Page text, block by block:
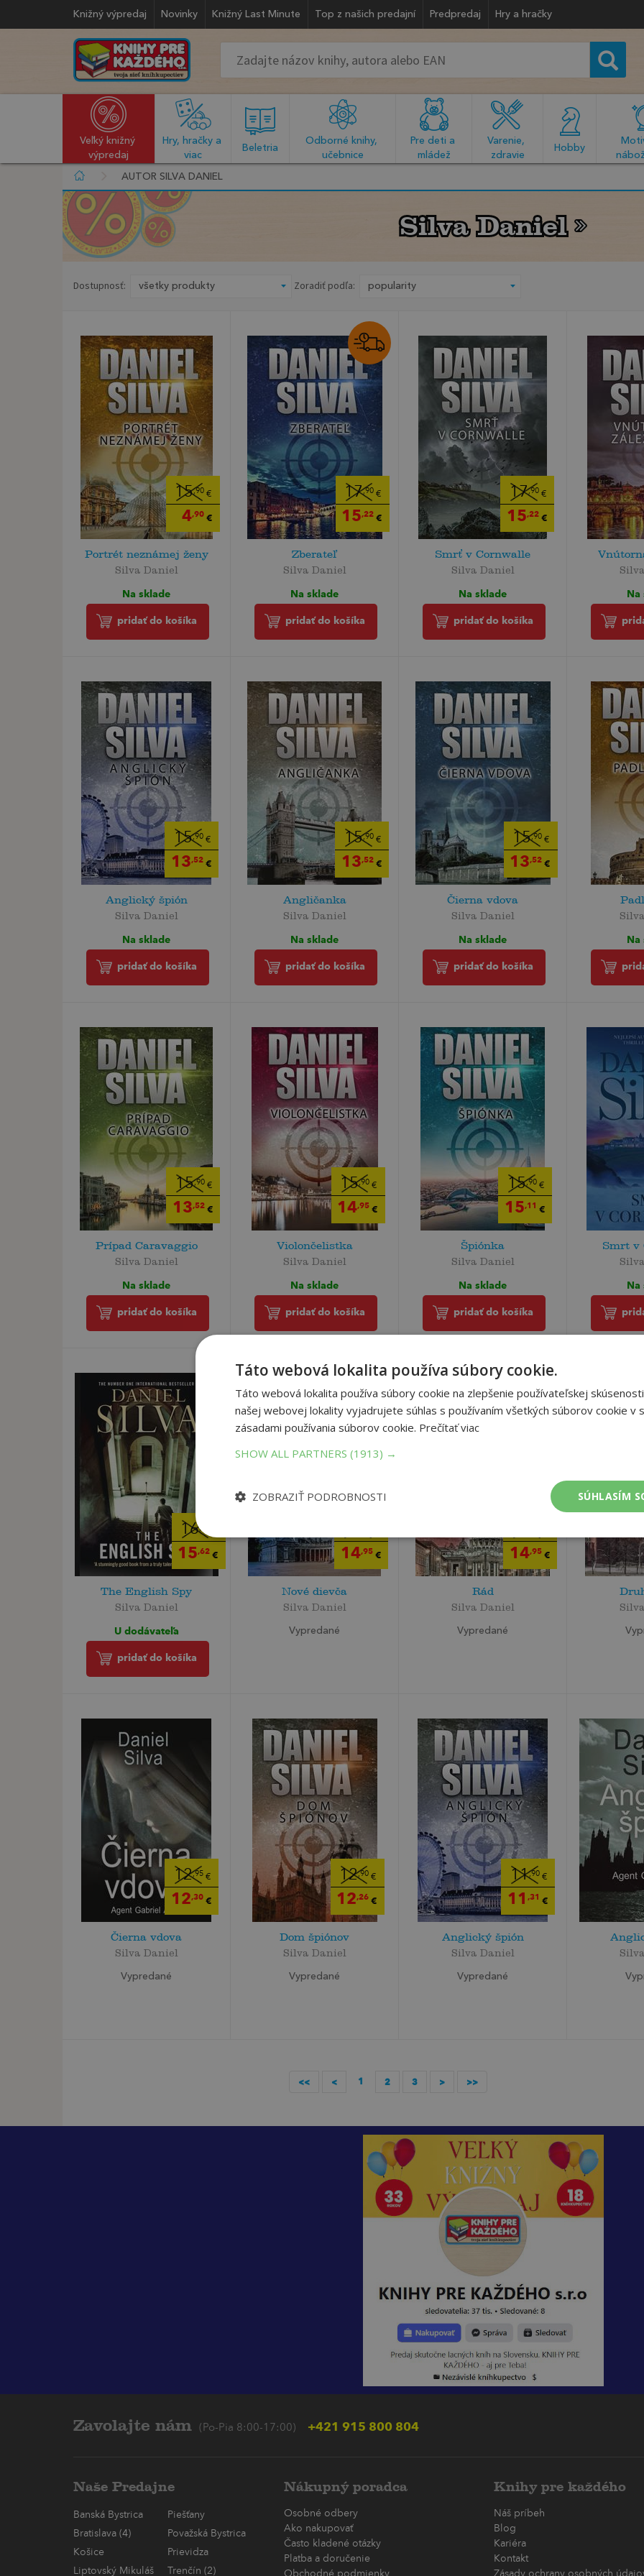
Knižný výpredaj Novinky Knižný Last Minute Top z našich predajní Predpredaj Hry a hračky
Veľký knižný
výpredaj
Hry, hračky a
viac
Beletria
Odborné knihy,
učebnice
Pre deti a
mládež
Varenie,
zdravie
Hobby
AUTOR SILVA DANIEL
Silva Daniel
Silva Daniel
Dostupnosť: Zoradiť podľa:
15,90 €
4,90 €
Portrét neznámej ženy
Silva Daniel
Na sklade
pridať do košíka
17,90 €
15,22 €
Zberateľ
Silva Daniel
Na sklade
pridať do košíka
17,90€
15,22€
Smrť v Cornwalle
Silva Daniel
Na sklade
pridať do košíka
Na
15,90€
13,52€
Anglický špión
Silva Daniel
Na sklade
pridať do košíka
15,90€
13,52€
Angličanka
Silva Daniel
Na sklade
pridať do košíka
15,90 €
13,52 €
Čierna vdova
Silva Daniel
Na sklade
pridať do košíka
Na
15,90€
13,52€
Prípad Caravaggio
Silva Daniel
Na sklade
pridať do košíka
15,90 €
14,95 €
Violončelistka
Silva Daniel
Na sklade
pridať do košíka
15,90€
15,11 €
Špiónka
Silva Daniel
Na sklade
pridať do košíka
Smrt v
Na
16,44
15,62 €
The English Spy
Silva Daniel
U dodávateľa
pridať do košíka
14,95€
Nové dievča
Silva Daniel
Vypredané
14,95€
Rád
Silva Daniel
Vypredané
12,95€
12,30€
Čierna vdova
Silva Daniel
Vypredané
12,90 €
12,26 €
Dom špiónov
Silva Daniel
Vypredané
11,90€
11 ,31 €
Anglický špión
Silva Daniel
Vypredané
<< < 1 2 3 > >>
Zavolajte nám (Po-Pia 8:00-17:00) +421 915 800 804
Naše Predajne
Banská Bystrica
Piešťany
Bratislava (4)
Považská Bystrica
Košice
Prievidza
Liptovský Mikuláš
Trenčín (2)
Nákupný poradca
Osobné odbery
Ako nakupovať
Často kladené otázky
Platba a doručenie
Obchodné podmienky
Knihy pre každého
Náš príbeh
Blog
Kariéra
Kontakt
Zásady ochrany osobných
Táto webová lokalita používa súbory cookie.
Táto webová lokalita používa súbory cookie na zlepšenie používateľskej
našej webovej lokality vyjadrujete súhlas s používaním všetkých súborov cookie v
zásadami používania súborov cookie. Prečítať viac
SHOW ALL PARTNERS (1913) →
SÚHLASÍM
ZOBRAZIŤ PODROBNOSTI